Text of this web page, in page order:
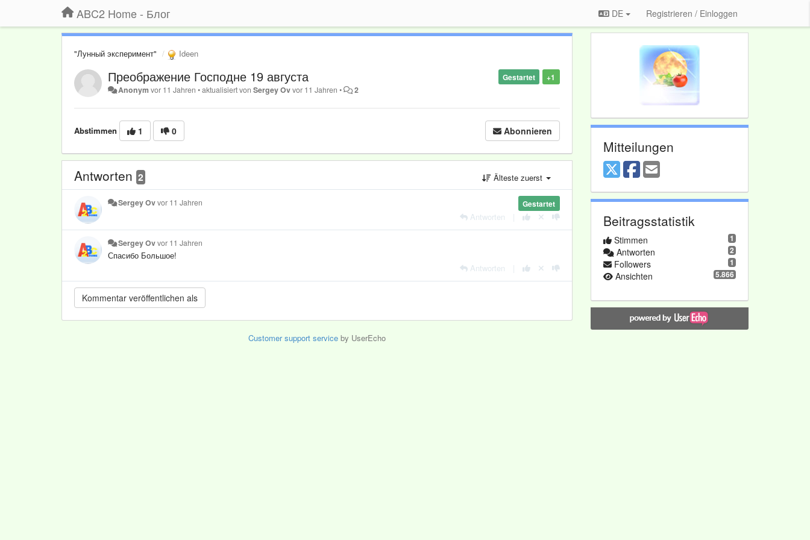
ABC2 Home - Блог DE Registrieren / Einloggen
"Лунный эксперимент" Ideen
+1
Gestartet
Преображение Господне 19 августа
Anonym vor 11 Jahren •aktualisiert vonSergey Ovvor 11 Jahren • 2
Abstimmen 1 0 Abonnieren
Antworten 2 Älteste zuerst
Gestartet
Sergey Ovvor 11 Jahren
Antworten
Sergey Ovvor 11 Jahren
Спасибо Большое!
Antworten
Customer support serviceby UserEcho
Mitteilungen
Beitragsstatistik
1
Stimmen
2
Antworten
1
Followers
5.866
Ansichten